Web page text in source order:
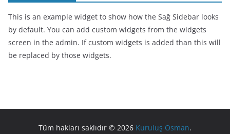
This is an example widget to show how the Sağ Sidebar looks
by default. You can add custom widgets from the widgets
screen in the admin. If custom widgets is added than this will
be replaced by those widgets.
Tüm hakları saklıdır © 2026 Kuruluş Osman.